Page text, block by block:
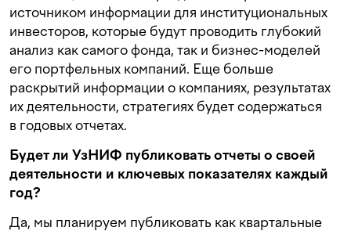
источником информации для институциональных
инвесторов, которые будут проводить глубокий
анализ как самого фонда, так и бизнес-моделей
его портфельных компаний. Еще больше
раскрытий информации о компаниях, результатах
их деятельности, стратегиях будет содержаться
в годовых отчетах.
Будет ли УзНИФ публиковать отчеты о своей
деятельности и ключевых показателях каждый
год?
Да, мы планируем публиковать как квартальные